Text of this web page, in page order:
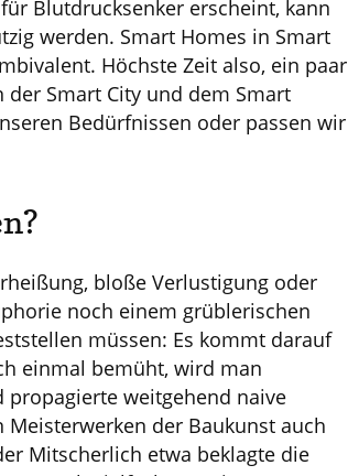
Blutdrucksenker erscheint, kann
werden. Smart Homes in Smart
Höchste Zeit also, ein paar
Smart City und dem Smart
Bedürfnissen oder passen wir
bloße Verlustigung oder
noch einem grüblerischen
müssen: Es kommt darauf
einmal bemüht, wird man
weitgehend naive
der Baukunst auch
Mitscherlich etwa beklagte die